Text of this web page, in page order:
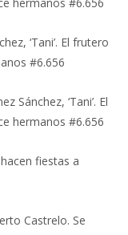
‘Tani’. El frutero
#6.656
Sánchez, ‘Tani’. El
hermanos #6.656
fiestas a
Castrelo. Se